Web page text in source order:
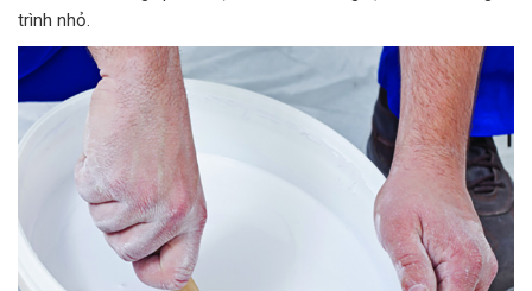
trình nhỏ.